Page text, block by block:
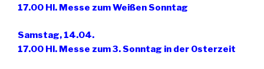
17.00 Hl. Messe zum Weißen Sonntag
Samstag, 14.04.
17.00 Hl. Messe zum 3. Sonntag in der Osterzeit